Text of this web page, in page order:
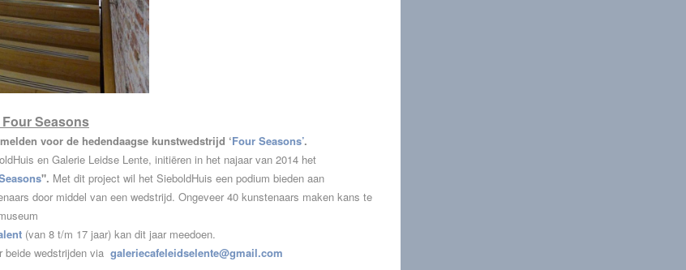
Seasons
voor de hedendaagse kunstwedstrijd ‘Four Seasons’.
en Galerie Leidse Lente, initiëren in het najaar van 2014 het
". Met dit project wil het SieboldHuis een podium bieden aan
door middel van een wedstrijd. Ongeveer 40 kunstenaars maken kans te
(van 8 t/m 17 jaar) kan dit jaar meedoen.
beide wedstrijden via galeriecafeleidselente@gmail.com